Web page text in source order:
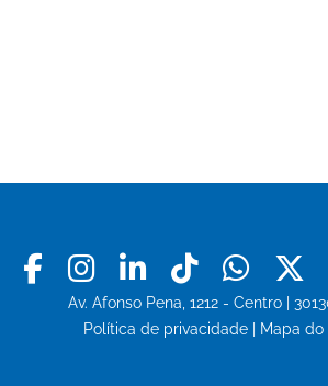
Facebook
Instagram
LinkedinTiktok
Av. Afonso Pena, 1212 - Centro |
Política de privacidade
Mapa do